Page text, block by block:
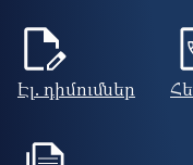
Էլ. դիմումներ